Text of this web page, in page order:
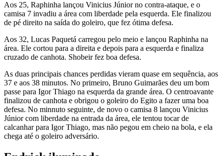
Aos 25, Raphinha lançou Vinicius Júnior no contra-ataque, e o
camisa 7 invadiu a área com liberdade pela esquerda. Ele finalizou
de pé direito na saída do goleiro, que fez ótima defesa.
Aos 32, Lucas Paquetá carregou pelo meio e lançou Raphinha na
área. Ele cortou para a direita e depois para a esquerda e finaliza
cruzado de canhota. Shobeir fez boa defesa.
As duas principais chances perdidas vieram quase em sequência, aos
37 e aos 38 minutos. No primeiro, Bruno Guimarães deu um bom
passe para Igor Thiago na esquerda da grande área. O centroavante
finalizou de canhota e obrigou o goleiro do Egito a fazer uma boa
defesa. No minnuto seguinte, de novo o camisa 8 lançou Vinicius
Júnior com liberdade na entrada da área, ele tentou tocar de
calcanhar para Igor Thiago, mas não pegou em cheio na bola, e ela
chega até o goleiro adversário.